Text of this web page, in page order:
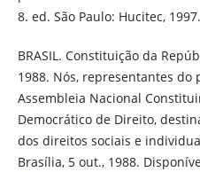
8. ed. São Paulo: Hucitec, 1997.
BRASIL. Constituição da
1988. Nós, representantes
Assembleia Nacional
Democrático de Direito,
dos direitos sociais e
Brasília, 5 out., 1988.